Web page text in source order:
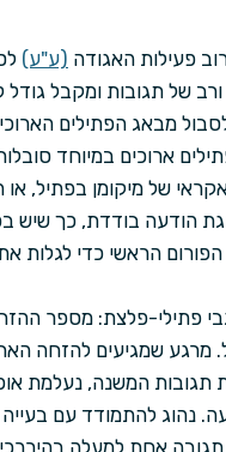
פעילות האגודה (ע"ע)
של תגובות ומקבל גודל
מבאג הפתילים
ארוכים במיוחד
אקראי של מיקומן בפתיל, או
הודעה בודדת, כך שיש
הראשי כדי לגלות
פתילי-פלצת: מספר
מרגע שמגיעים להזחה
תגובות המשנה, נעלמת
נהוג להתמודד עם
אחת למעלה